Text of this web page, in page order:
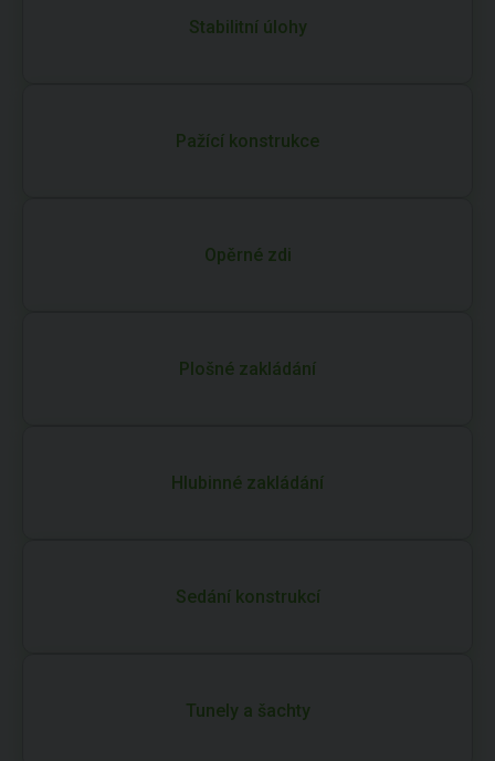
Stabilitní úlohy
Pažící konstrukce
Opěrné zdi
Plošné zakládání
Hlubinné zakládání
Sedání konstrukcí
Tunely a šachty